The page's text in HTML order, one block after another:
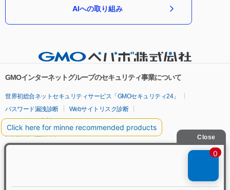
AIへの取り組み
GMOインターネットグループのセキュリティ事業について
世界初総合ネットセキュリティサービス「GMOセキュリティ24」
パスワード漏洩診断
Webサイトリスク診断
セキュリティ相談AIチャットボット
実在証明・盗聴対策
サイバー攻撃対策（GMOサイバーセキュリティ byイエラエ）